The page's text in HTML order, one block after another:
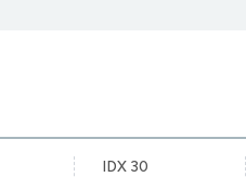
IDX 30